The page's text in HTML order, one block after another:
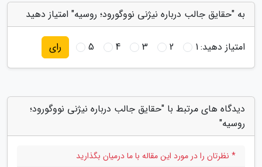
به "حقایق جالب درباره نیژنی نووگورود؛ روسیه" امتیاز دهید
امتیاز دهید:1
2
3
4
5 رای
دیدگاه های مرتبط با "حقایق جالب درباره نیژنی نووگورود؛
روسیه"
* نظرتان را در مورد این مقاله با ما درمیان بگذارید